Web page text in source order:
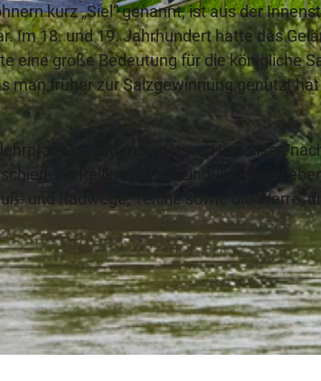
© www.peterhuebbe.com, Staatsbad Bad Oeynhausen / P.
kurz „Siel“ genannt, ist aus der
Im 18. und 19. Jahrhundert hatte das
eine große Bedeutung für die königliche
man früher zur Salzgewinnung genutzt
Geht man diesen Hinweisen
Relikte der Salzindustrie sind
und Radwege, Teiche sowie die Werre,